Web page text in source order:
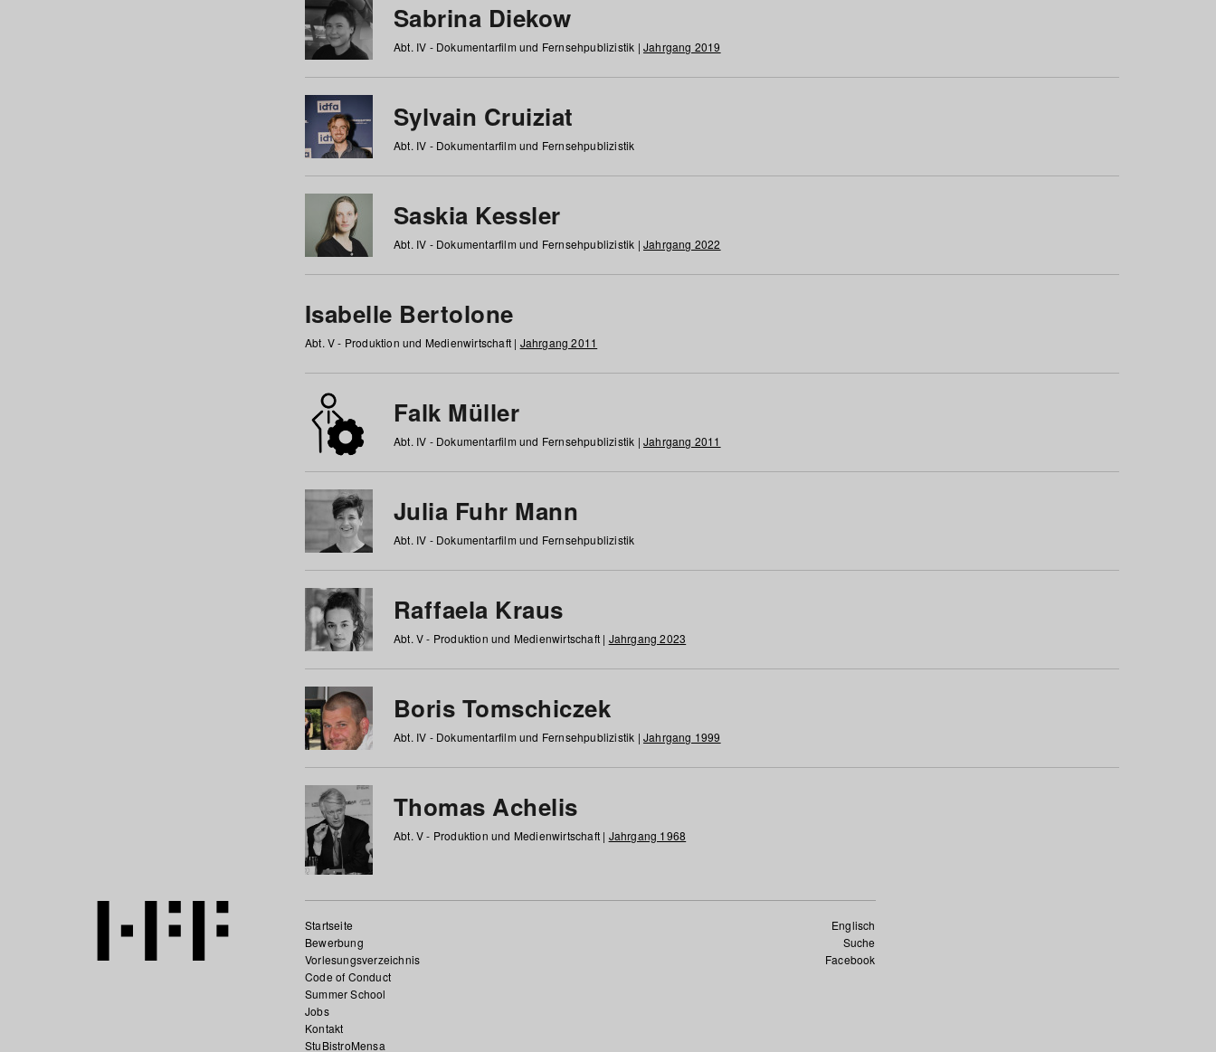
Sabrina Diekow
Abt. IV - Dokumentarfilm und Fernsehpublizistik | Jahrgang 2019
Sylvain Cruiziat
Abt. IV - Dokumentarfilm und Fernsehpublizistik
Saskia Kessler
Abt. IV - Dokumentarfilm und Fernsehpublizistik | Jahrgang 2022
Isabelle Bertolone
Abt. V - Produktion und Medienwirtschaft | Jahrgang 2011
Falk Müller
Abt. IV - Dokumentarfilm und Fernsehpublizistik | Jahrgang 2011
Julia Fuhr Mann
Abt. IV - Dokumentarfilm und Fernsehpublizistik
Raffaela Kraus
Abt. V - Produktion und Medienwirtschaft | Jahrgang 2023
Boris Tomschiczek
Abt. IV - Dokumentarfilm und Fernsehpublizistik | Jahrgang 1999
Thomas Achelis
Abt. V - Produktion und Medienwirtschaft | Jahrgang 1968
Englisch
Suche
Facebook
Startseite
Bewerbung
Vorlesungsverzeichnis
Code of Conduct
Summer School
Jobs
Kontakt
StuBistroMensa